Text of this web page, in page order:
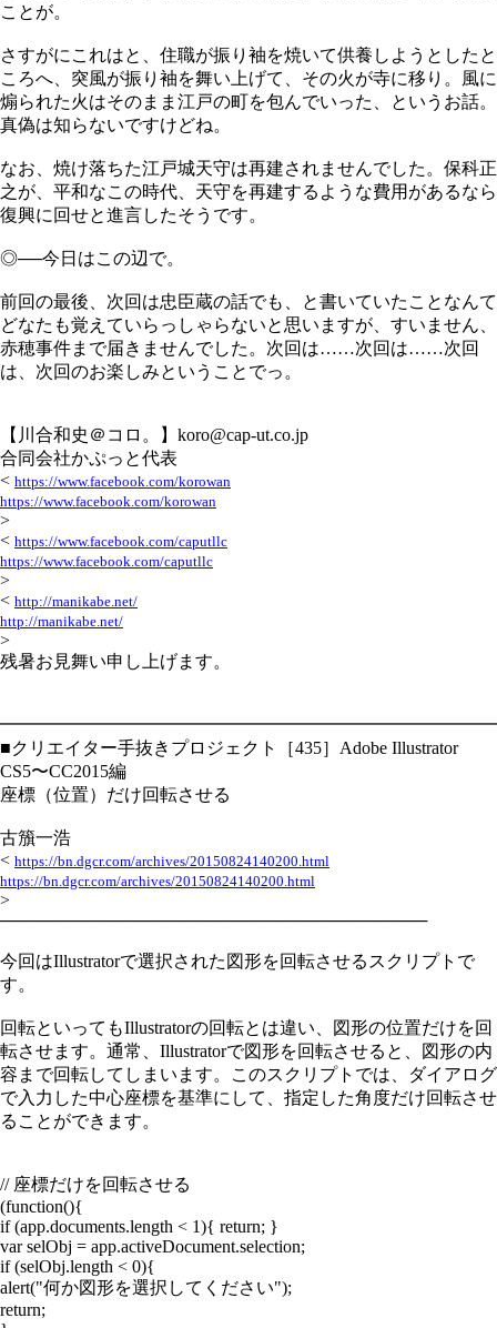
ことが。
さすがにこれはと、住職が振り袖を焼いて供養しようとしたと
ころへ、突風が振り袖を舞い上げて、その火が寺に移り。風に
煽られた火はそのまま江戸の町を包んでいった、というお話。
真偽は知らないですけどね。
なお、焼け落ちた江戸城天守は再建されませんでした。保科正
之が、平和なこの時代、天守を再建するような費用があるなら
復興に回せと進言したそうです。
◎──今日はこの辺で。
前回の最後、次回は忠臣蔵の話でも、と書いていたことなんて
どなたも覚えていらっしゃらないと思いますが、すいません、
赤穂事件まで届きませんでした。次回は……次回は……次回
は、次回のお楽しみということでっ。
【川合和史＠コロ。】koro@cap-ut.co.jp
合同会社かぷっと代表
< https://www.facebook.com/korowan
https://www.facebook.com/korowan
>
< https://www.facebook.com/caputllc
https://www.facebook.com/caputllc
>
< http://manikabe.net/
http://manikabe.net/
>
残暑お見舞い申し上げます。
■クリエイター手抜きプロジェクト［435］Adobe Illustrator
CS5〜CC2015編
座標（位置）だけ回転させる
古籏一浩
< https://bn.dgcr.com/archives/20150824140200.html
https://bn.dgcr.com/archives/20150824140200.html
>
───────────────────────────────────
今回はIllustratorで選択された図形を回転させるスクリプトで
す。
回転といってもIllustratorの回転とは違い、図形の位置だけを回
転させます。通常、Illustratorで図形を回転させると、図形の内
容まで回転してしまいます。このスクリプトでは、ダイアログ
で入力した中心座標を基準にして、指定した角度だけ回転させ
ることができます。
// 座標だけを回転させる
(function(){
if (app.documents.length < 1){ return; }
var selObj = app.activeDocument.selection;
if (selObj.length < 0){
alert("何か図形を選択してください");
return;